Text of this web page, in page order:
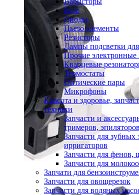
Реле
Диоды
Пьезо элементы
Резисторы
Лампы подсветки
Прочие
Кварцевые
Термостаты
Оптические пары
Микрофоны
Красота и здоровье,
техники
Запчасти и
тримеров, эпиляторов
Запчасти для зубных
ирригаторов
Запчасти для фенов,
Запчасти для
Запчати для
Запчасти для овощерезок
Запчасти для водяных